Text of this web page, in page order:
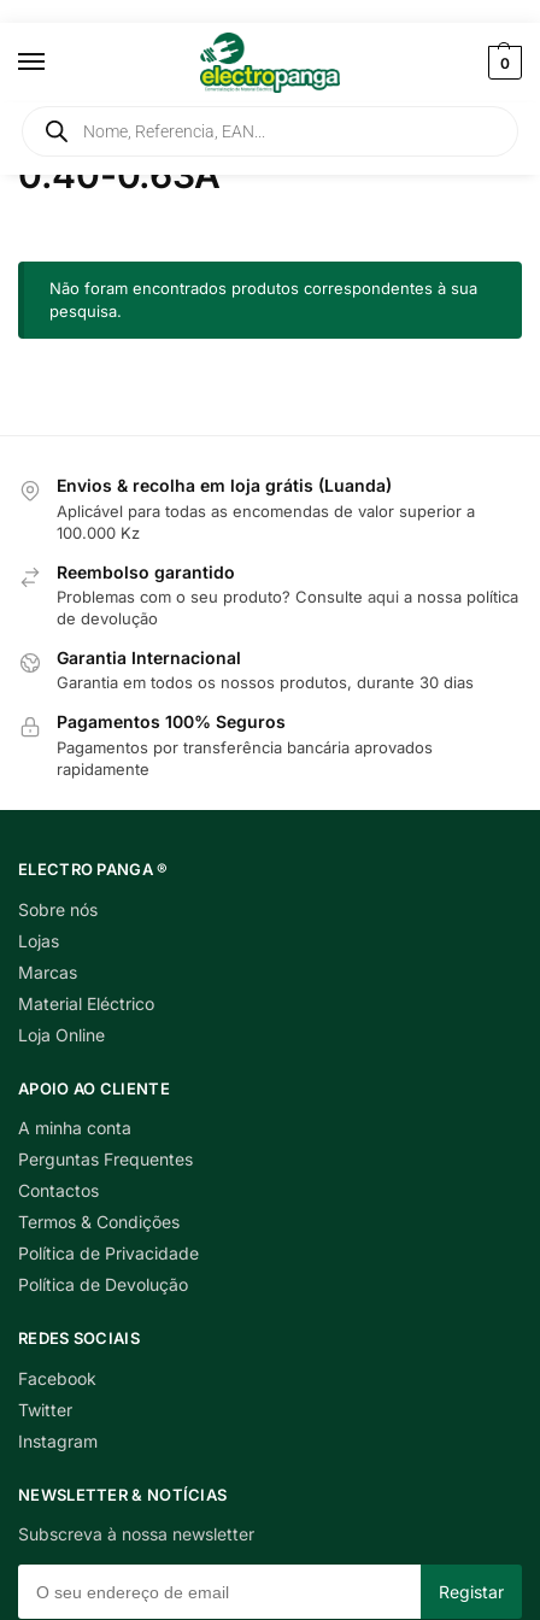
0
Início / Produtos etiquetados com “0.40-0.63A”
0.40-0.63A
Não foram encontrados produtos correspondentes à sua
pesquisa.
Envios & recolha em loja grátis (Luanda)
Aplicável para todas as encomendas de valor superior a
100.000 Kz
Reembolso garantido
Problemas com o seu produto? Consulte aqui a nossa política
de devolução
Garantia Internacional
Garantia em todos os nossos produtos, durante 30 dias
Pagamentos 100% Seguros
Pagamentos por transferência bancária aprovados
rapidamente
ELECTRO PANGA ®
Sobre nós
Lojas
Marcas
Material Eléctrico
Loja Online
APOIO AO CLIENTE
A minha conta
Perguntas Frequentes
Contactos
Termos & Condições
Política de Privacidade
Política de Devolução
REDES SOCIAIS
Facebook
Twitter
Instagram
NEWSLETTER & NOTÍCIAS
Subscreva à nossa newsletter